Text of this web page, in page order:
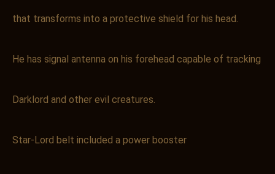
that transforms into a protective shield for his head.
He has signal antenna on his forehead capable of tracking
Darklord and other evil creatures.
Star-Lord belt included a power booster